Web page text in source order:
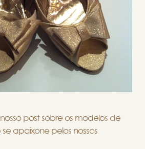
post sobre os modelos de
se apaixone pelos nossos